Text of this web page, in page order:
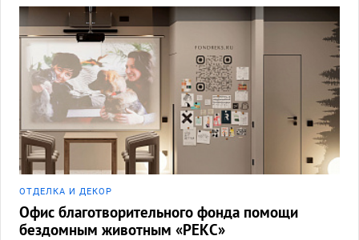
ОТДЕЛКА И ДЕКОР
Офис благотворительного фонда помощи
бездомным животным «РЕКС»